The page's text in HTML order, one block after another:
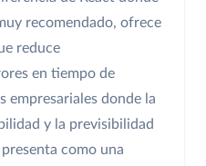
recomendado, ofrece
reduce
en tiempo de
empresariales donde la
y la previsibilidad
como una